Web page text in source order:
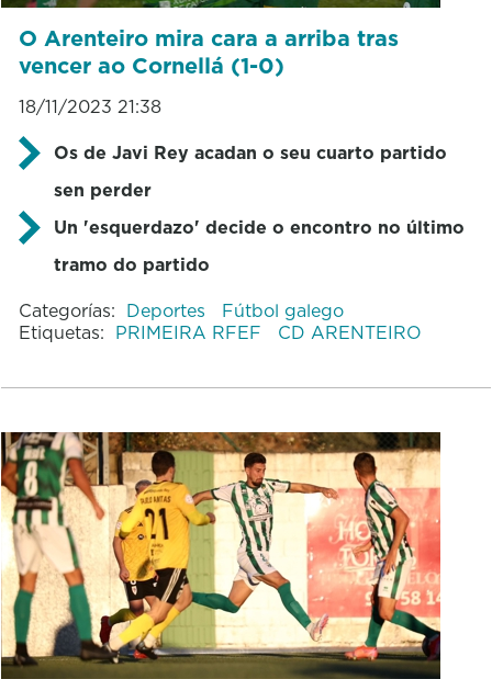
O Arenteiro mira cara a arriba tras
vencer ao Cornellá (1-0)
18/11/2023 21:38
Os de Javi Rey acadan o seu cuarto partido
sen perder
Un 'esquerdazo' decide o encontro no último
tramo do partido
Categorías: Deportes
Fútbol galego
Etiquetas: PRIMEIRA RFEF CD ARENTEIRO